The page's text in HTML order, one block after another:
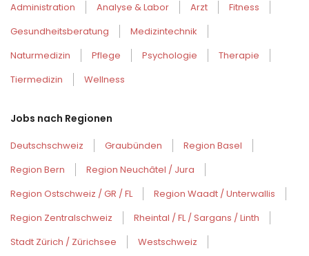
Administration Analyse & Labor Arzt
Fitness
Gesundheitsberatung
Medizintechnik
Naturmedizin
Pflege Psychologie
Therapie
Tiermedizin
Wellness
Jobs nach Regionen
Deutschschweiz Graubünden
Region Basel
Region Bern
Region Neuchâtel / Jura
Region Ostschweiz / GR / FL
Region Waadt / Unterwallis
Region Zentralschweiz
Rheintal / FL / Sargans / Linth
Stadt Zürich / Zürichsee
Westschweiz